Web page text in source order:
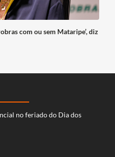
com ou sem Mataripe’, diz
no feriado do Dia dos